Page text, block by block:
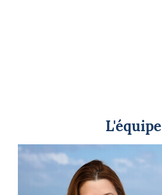
L'équipe